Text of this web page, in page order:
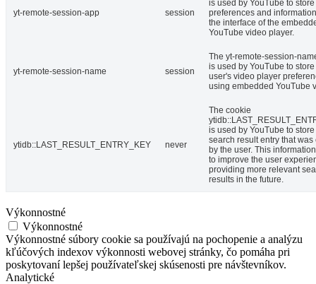
yt-remote-session-app session
is used by YouTube to
preferences and
the interface of the
YouTube video player.
yt-remote-session-name session
The yt-remote-session-
is used by YouTube to
user's video player
using embedded YouTube
ytidb::LAST_RESULT_ENTRY_KEY never
The cookie
is used by YouTube to
search result entry that was
by the user. This
to improve the user
providing more relevant
results in the future.
Výkonnostné
Výkonnostné
Výkonnostné súbory cookie sa používajú na pochopenie a analýzu
kľúčových indexov výkonnosti webovej stránky, čo pomáha pri
poskytovaní lepšej používateľskej skúsenosti pre návštevníkov.
Analytické